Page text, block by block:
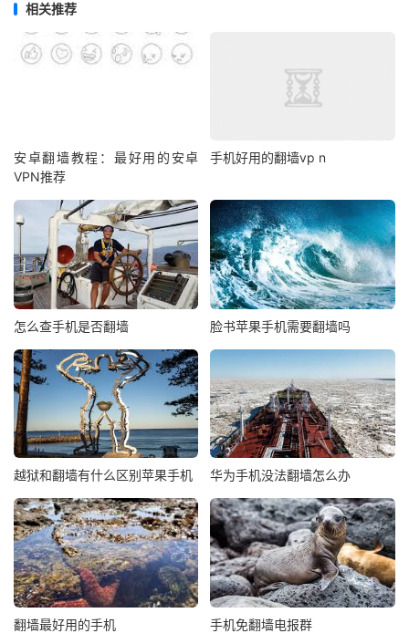
相关推荐
安卓翻墙教程：最好用的安卓
VPN推荐
手机好用的翻墙vp n
怎么查手机是否翻墙 脸书苹果手机需要翻墙吗
越狱和翻墙有什么区别苹果手机 华为手机没法翻墙怎么办
翻墙最好用的手机 手机免翻墙电报群